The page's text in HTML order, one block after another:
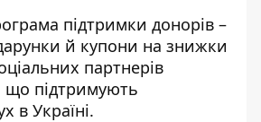
підтримки донорів –
й купони на знижки
партнерів
що підтримують
в Україні.